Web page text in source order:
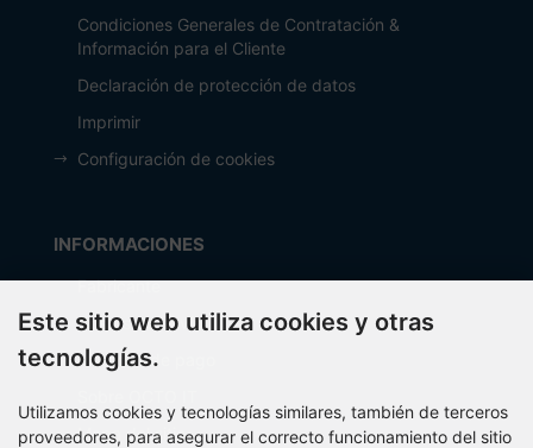
Condiciones Generales de Contratación &
Información para el Cliente
Declaración de protección de datos
Imprimir
Configuración de cookies
INFORMACIONES
Fabricante
Costos de envío
Métodos de pago
Mapa del sitio
Este sitio web utiliza cookies y otras
tecnologías.
Utilizamos cookies y tecnologías similares, también de terceros
proveedores, para asegurar el correcto funcionamiento del sitio